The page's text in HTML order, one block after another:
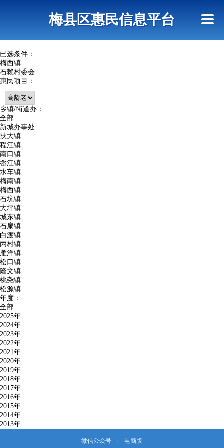
查询指引梅县区惠民信息平台
已选条件：
梅西镇
石赖村委会
惠民项目：
乡镇/街道办：
全部
新城办事处
扶大镇
程江镇
南口镇
畲江镇
水车镇
梅南镇
梅西镇
石坑镇
大坪镇
城东镇
石扇镇
白渡镇
丙村镇
雁洋镇
松口镇
隆文镇
桃尧镇
松源镇
年度：
全部
2025年
2024年
2023年
2022年
2021年
2020年
2019年
2018年
2017年
2016年
2015年
2014年
2013年
微信公众号 电脑版